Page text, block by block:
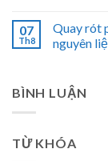
07
Th8
Quay rót
nguyên
BÌNH LUẬN
TỪ KHÓA